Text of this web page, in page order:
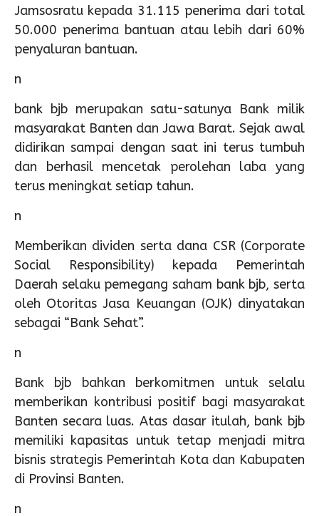
Jamsosratu kepada 31.115 penerima dari total
50.000 penerima bantuan atau lebih dari 60%
penyaluran bantuan.
n
bank bjb merupakan satu-satunya Bank milik
masyarakat Banten dan Jawa Barat. Sejak awal
didirikan sampai dengan saat ini terus tumbuh
dan berhasil mencetak perolehan laba yang
terus meningkat setiap tahun.
n
Memberikan dividen serta dana CSR (Corporate
Social Responsibility) kepada Pemerintah
Daerah selaku pemegang saham bank bjb, serta
oleh Otoritas Jasa Keuangan (OJK) dinyatakan
sebagai “Bank Sehat”.
n
Bank bjb bahkan berkomitmen untuk selalu
memberikan kontribusi positif bagi masyarakat
Banten secara luas. Atas dasar itulah, bank bjb
memiliki kapasitas untuk tetap menjadi mitra
bisnis strategis Pemerintah Kota dan Kabupaten
di Provinsi Banten.
n